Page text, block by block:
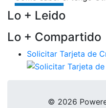
Lo + Leido
Lo + Compartido
Solicitar Tarjeta de
© 2026